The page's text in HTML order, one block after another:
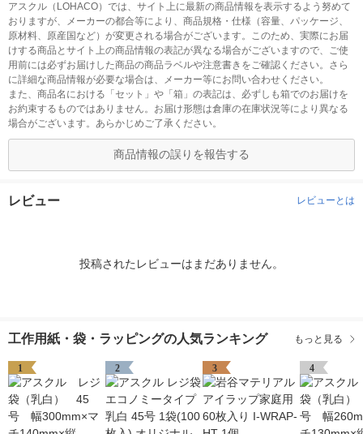
アスクル（LOHACO）では、サイト上に最新の商品情報を表示するよう努めて
おりますが、メーカーの都合等により、商品規格・仕様（容量、パッケージ、
原材料、原産国など）が変更される場合がございます。このため、実際にお届
けする商品とサイト上の商品情報の表記が異なる場合がございますので、ご使
用前には必ずお届けした商品の商品ラベルや注意書きをご確認ください。さら
に詳細な商品情報が必要な場合は、メーカー等にお問い合わせください。
また、商品名における「セット」や「箱」の表記は、必ずしも箱でのお届けを
お約束するものではありません。お届け形態は倉庫の在庫状況等により異なる
場合がございます。あらかじめご了承ください。
商品情報の誤りを報告する
レビュー レビューとは
投稿されたレビューはまだありません。
工作用紙・袋・ラッピングの人気ランキング もっと見る
1 2 3 4